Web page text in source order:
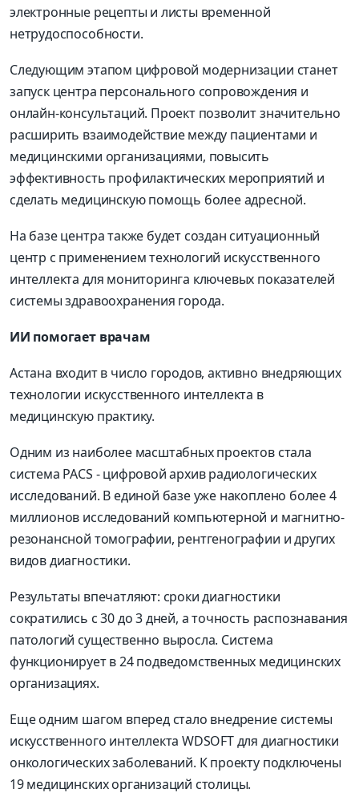
электронные рецепты и листы временной
нетрудоспособности.
Следующим этапом цифровой модернизации станет
запуск центра персонального сопровождения и
онлайн-консультаций. Проект позволит значительно
расширить взаимодействие между пациентами и
медицинскими организациями, повысить
эффективность профилактических мероприятий и
сделать медицинскую помощь более адресной.
На базе центра также будет создан ситуационный
центр с применением технологий искусственного
интеллекта для мониторинга ключевых показателей
системы здравоохранения города.
ИИ помогает врачам
Астана входит в число городов, активно внедряющих
технологии искусственного интеллекта в
медицинскую практику.
Одним из наиболее масштабных проектов стала
система PACS - цифровой архив радиологических
исследований. В единой базе уже накоплено более 4
миллионов исследований компьютерной и магнитно-
резонансной томографии, рентгенографии и других
видов диагностики.
Результаты впечатляют: сроки диагностики
сократились с 30 до 3 дней, а точность распознавания
патологий существенно выросла. Система
функционирует в 24 подведомственных медицинских
организациях.
Еще одним шагом вперед стало внедрение системы
искусственного интеллекта WDSOFT для диагностики
онкологических заболеваний. К проекту подключены
19 медицинских организаций столицы.